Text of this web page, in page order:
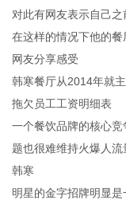
对此有网友表示自己
在这样的情况下他的餐
网友分享感受
韩寒餐厅从2014年就
拖欠员工工资明细表
一个餐饮品牌的核心
题也很难维持火爆人流
韩寒
明星的金字招牌明显